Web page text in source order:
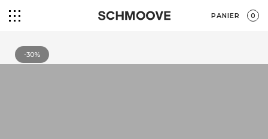
PANIER 0
-30%